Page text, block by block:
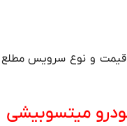
قیمت و نوع سرویس
میتسوبیشی